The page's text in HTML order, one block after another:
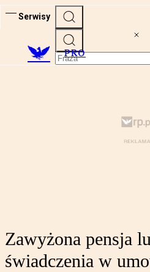
Serwisy
PRO
Zawyżona pensja
świadczenia w